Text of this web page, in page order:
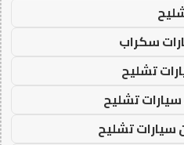
سكراب
تشليح
تشليح
سيارات تشليح